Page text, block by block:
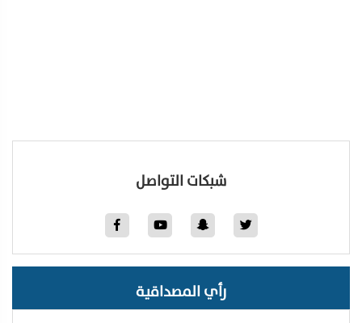
شبكات التواصل
رأي المصداقية